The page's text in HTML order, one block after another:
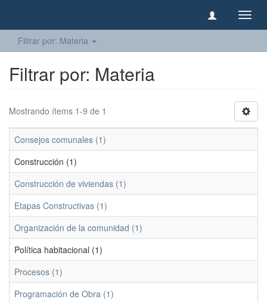
Filtrar por: Materia
Filtrar por: Materia
Mostrando ítems 1-9 de 1
Consejos comunales (1)
Construcción (1)
Construcción de viviendas (1)
Etapas Constructivas (1)
Organización de la comunidad (1)
Política habitacional (1)
Procesos (1)
Programación de Obra (1)